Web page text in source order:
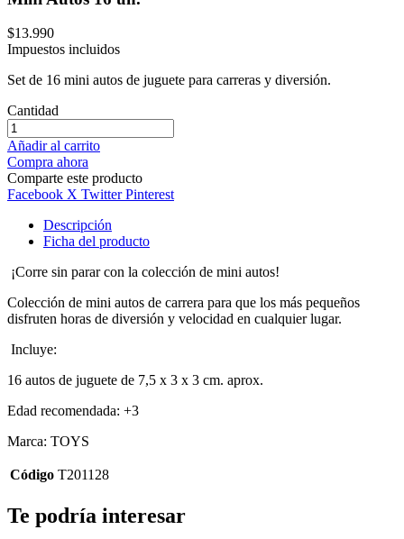
$13.990
Impuestos incluidos
Set de 16 mini autos de juguete para carreras y diversión.
Cantidad
Añadir al carrito
Compra ahora
Comparte este producto
Facebook X Twitter Pinterest
Descripción
Ficha del producto
¡Corre sin parar con la colección de mini autos!
Colección de mini autos de carrera para que los más pequeños
disfruten horas de diversión y velocidad en cualquier lugar.
Incluye:
16 autos de juguete de 7,5 x 3 x 3 cm. aprox.
Edad recomendada: +3
Marca: TOYS
Código T201128
Te podría interesar